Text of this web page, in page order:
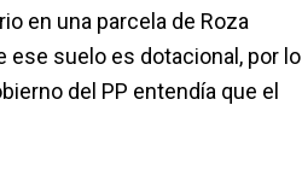
en una parcela de Roza
ese suelo es dotacional, por lo
del PP entendía que el